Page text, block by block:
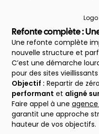
Refonte complète :
Une refonte complète
nouvelle structure et
C’est une démarche
pour des sites
Objectif : Repartir de
performant et aligné
Faire appel à une
garantit une approche
hauteur de vos objectifs.